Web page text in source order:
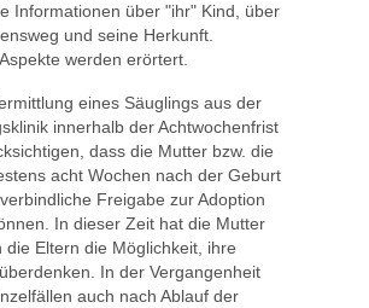
Informationen über "ihr" Kind, über
und seine Herkunft.
werden erörtert.
eines Säuglings aus der
innerhalb der Achtwochenfrist
dass die Mutter bzw. die
acht Wochen nach der Geburt
Freigabe zur Adoption
In dieser Zeit hat die Mutter
die Eltern die Möglichkeit, ihre
In der Vergangenheit
auch nach Ablauf der